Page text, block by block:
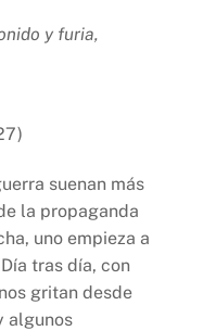
y furia,
suenan más
la propaganda
uno empieza a
tras día, con
gritan desde
algunos